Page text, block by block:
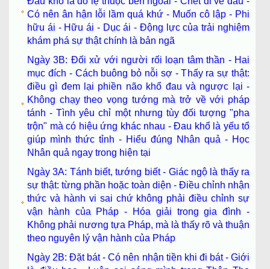
Có nên ân hận lỗi lầm quá khứ - Muốn cô lập - Phi
hữu ái - Hữu ái - Dục ái - Động lực của trải nghiệm
khám phá sự thật chính là bản ngã
Ngày 3B: Đối xử với người rối loạn tâm thần - Hai
mục đích - Cách buông bỏ nỗi sợ - Thấy ra sự thật:
điều gì đem lại phiền não khổ đau và ngược lại -
Không chạy theo vọng tướng mà trở về với pháp
tánh - Tình yêu chỉ một nhưng tùy đối tượng "pha
trộn" mà có hiệu ứng khác nhau - Đau khổ là yếu tổ
giúp mình thức tỉnh - Hiểu đúng Nhân quả - Học
Nhân quả ngay trong hiện tại
Ngày 3A: Tánh biết, tướng biết - Giác ngộ là thấy ra
sự thật: từng phần hoặc toàn diện - Điều chỉnh nhận
thức và hành vi sai chứ không phải điều chỉnh sự
vận hành của Pháp - Hóa giải trong gia đình -
Không phải nương tựa Pháp, mà là thấy rõ và thuận
theo nguyên lý vận hành của Pháp
Ngày 2B: Đặt bát - Có nên nhận tiền khi đi bát - Giới